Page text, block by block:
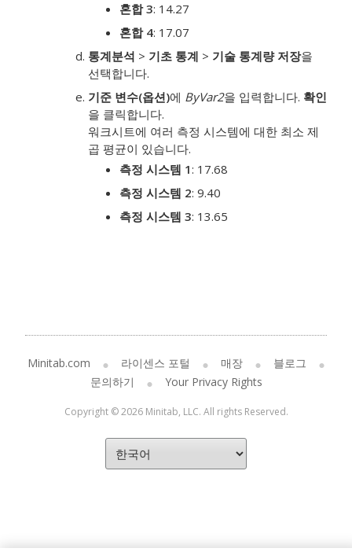
혼합 3: 14.27
혼합 4: 17.07
통계분석 > 기초 통계 > 기술 통계량 저장을
선택합니다.
기준 변수(옵션)에 ByVar2을 입력합니다. 확인
을 클릭합니다.
워크시트에 여러 측정 시스템에 대한 최소 제
곱 평균이 있습니다.
측정 시스템 1: 17.68
측정 시스템 2: 9.40
측정 시스템 3: 13.65
Minitab.com 라이센스 포털 매장
블로그
문의하기
Your Privacy Rights
Copyright © 2026 Minitab, LLC. All rights Reserved.